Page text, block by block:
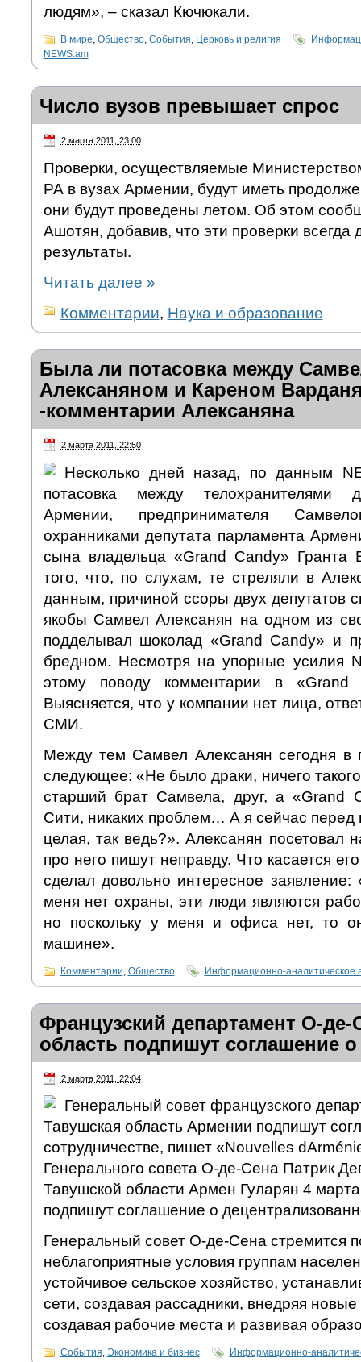
людям», – сказал Кючюкали.
В мире, Общество, События, Церковь и религия
NEWS.am
Число вузов превышает спрос
2 марта 2011, 23:00
Проверки, осуществляемые
РА в вузах Армении, будут иметь
они будут проведены летом. Об этом
Ашотян, добавив, что эти проверки
результаты.
Читать далее »
Комментарии, Наука и образование
Была ли потасовка между
Алексаняном и Кареном
-комментарии Алексаняна
2 марта 2011, 22:50
Несколько дней назад, по данным
потасовка между телохранителями
Армении, предпринимателя
охранниками депутата парламента
сына владельца «Grand Candy» Гранта
того, что, по слухам, те стреляли в
данным, причиной ссоры двух депутатов
якобы Самвел Алексанян на одном из
подделывал шоколад «Grand Candy» и
бредном. Несмотря на упорные усилия
этому поводу комментарии в «Grand
Выясняется, что у компании нет лица,
СМИ.
Между тем Самвел Алексанян сегодня в
следующее: «Не было драки, ничего
старший брат Самвела, друг, а «Grand
Сити, никаких проблем… А я сейчас перед
целая, так ведь?». Алексанян посетовал
про него пишут неправду. Что касается
сделал довольно интересное
меня нет охраны, эти люди являются
но поскольку у меня и офиса нет, то
машине».
Комментарии Общество Информационно-аналитическое
Французский департамент О-де-
область подпишут соглашение о
2 марта 2011, 22:04
Генеральный совет французского
Тавушская область Армении подпишут
сотрудничестве, пишет «Nouvelles
Генерального совета О-де-Сена Патрик
Тавушской области Армен Гуларян 4
подпишут соглашение о
Генеральный совет О-де-Сена стремится
неблагоприятные условия группам
устойчивое сельское хозяйство,
сети, создавая рассадники, внедряя
создавая рабочие места и развивая
События, Экономика и бизнес Информационно-